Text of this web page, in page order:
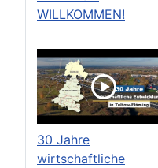
WILLKOMMEN!
30 Jahre
wirtschaftliche